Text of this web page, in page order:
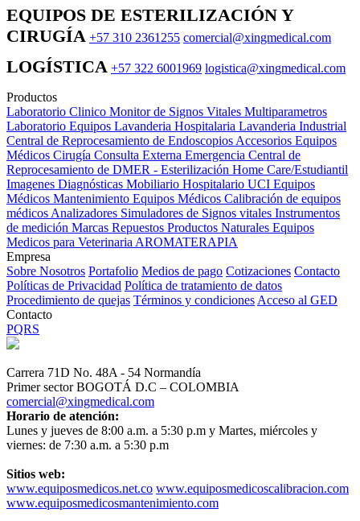
EQUIPOS DE ESTERILIZACIÓN Y
CIRUGÍA +57 310 2361255 comercial@xingmedical.com
LOGÍSTICA +57 322 6001969 logistica@xingmedical.com
Productos
Laboratorio Clinico Monitor de Signos Vitales Multiparametros
Laboratorio Equipos Lavanderia Hospitalaria Lavanderia Industrial
Central de Reprocesamiento de Endoscopios Accesorios Equipos
Médicos Cirugía Consulta Externa Emergencia Central de
Reprocesamiento de DMER - Esterilización Home Care/Estudiantil
Imagenes Diagnósticas Mobiliario Hospitalario UCI Equipos
Médicos Mantenimiento Equipos Médicos Calibración de equipos
médicos Analizadores Simuladores de Signos vitales Instrumentos
de medición Marcas Repuestos Productos Naturales Equipos
Medicos para Veterinaria AROMATERAPIA
Empresa
Sobre Nosotros Portafolio Medios de pago Cotizaciones Contacto
Políticas de Privacidad Política de tratamiento de datos
Procedimiento de quejas Términos y condiciones Acceso al GED
Contacto
PQRS
Carrera 71D No. 48A - 54 Normandía
Primer sector BOGOTÁ D.C – COLOMBIA
comercial@xingmedical.com
Horario de atención:
Lunes y jueves de 8:00 a.m. a 5:30 p.m y Martes, miércoles y
viernes: de 7:30 a.m. a 5:30 p.m
Sitios web:
www.equiposmedicos.net.co www.equiposmedicoscalibracion.com
www.equiposmedicosmantenimiento.com